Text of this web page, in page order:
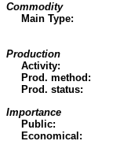
Commodity
Main Type:
Production
Activity:
Prod. method:
Prod. status:
Importance
Public:
Economical: